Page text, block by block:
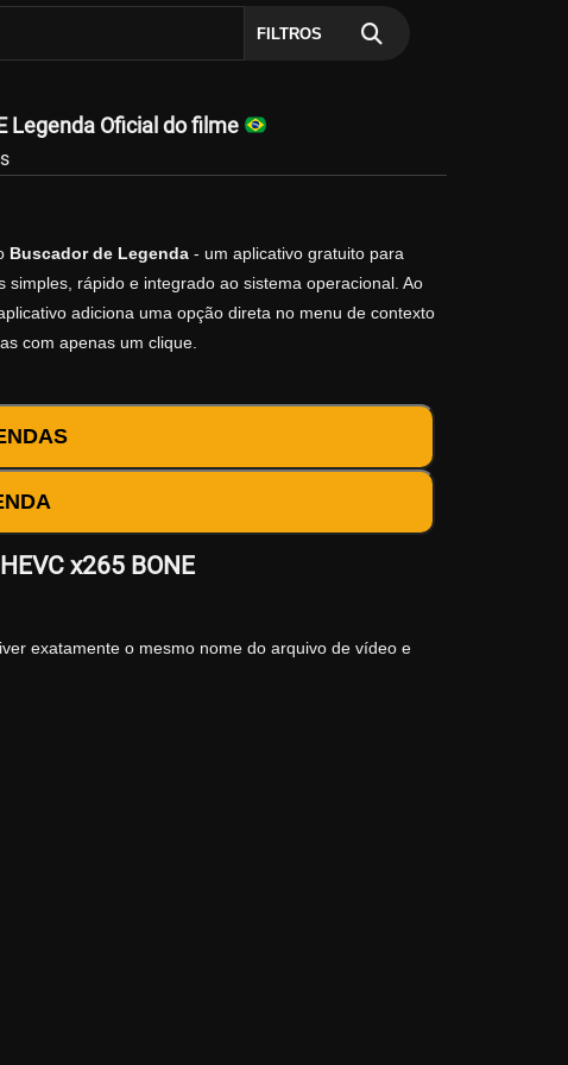
FILTROS
Legenda Oficial do filme
Buscador de Legenda - um aplicativo gratuito para
rápido e integrado ao sistema operacional. Ao
adiciona uma opção direta no menu de contexto
com apenas um clique.
x265 BONE
exatamente o mesmo nome do arquivo de vídeo e